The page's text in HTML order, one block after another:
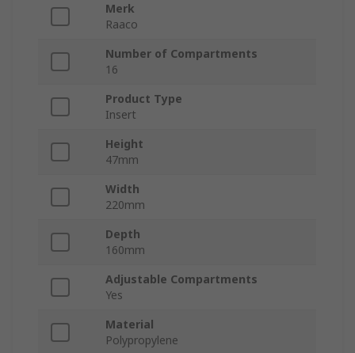
Merk
Raaco
Number of Compartments
16
Product Type
Insert
Height
47mm
Width
220mm
Depth
160mm
Adjustable Compartments
Yes
Material
Polypropylene